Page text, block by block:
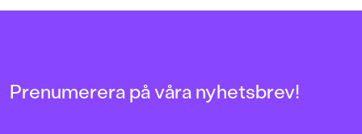
Prenumerera på våra nyhetsbrev!